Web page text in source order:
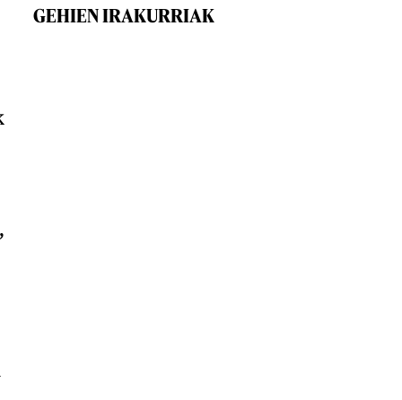
GEHIEN IRAKURRIAK